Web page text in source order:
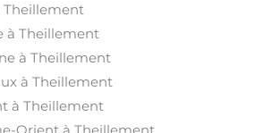
Theillement
à Theillement
à Theillement
à Theillement
à Theillement